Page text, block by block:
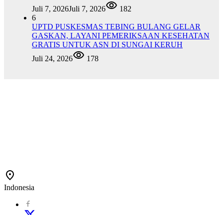
Juli 7, 2026Juli 7, 2026
182
6
UPTD PUSKESMAS TEBING BULANG GELAR
GASKAN, LAYANI PEMERIKSAAN KESEHATAN
GRATIS UNTUK ASN DI SUNGAI KERUH
Juli 24, 2026
178
Indonesia